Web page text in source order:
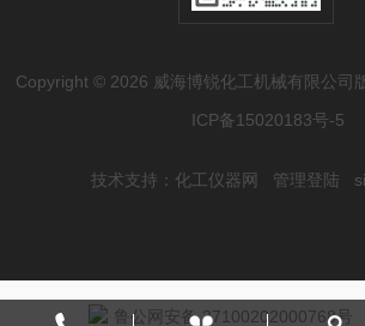
Copyright © 2026 威海博锐化工机械有限公司
ICP备15020183号-5
技术支持： 化工仪器网 管理登陆
鲁公网安备 37100202000768号